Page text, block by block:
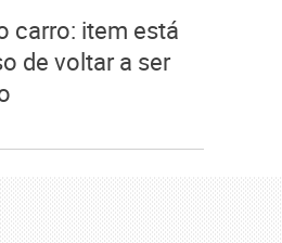
carro: item está
de voltar a ser